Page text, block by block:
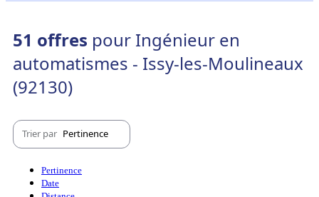
51 offres pour Ingénieur en
automatismes - Issy-les-Moulineaux
(92130)
Trier par Pertinence
Pertinence
Date